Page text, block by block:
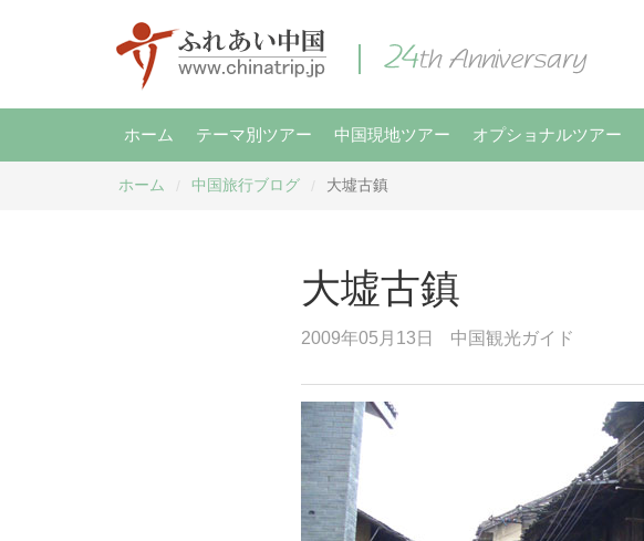
ホーム テーマ別ツアー 中国現地ツアー オプショナルツアー
ホーム 中国旅行ブログ 大墟古鎮
大墟古鎮
2009年05月13日 中国観光ガイド